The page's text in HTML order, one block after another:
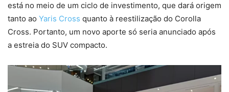
está no meio de um ciclo de investimento, que dará origem
tanto ao Yaris Cross quanto à reestilização do Corolla
Cross. Portanto, um novo aporte só seria anunciado após
a estreia do SUV compacto.